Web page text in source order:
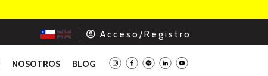
A c c e s o / R e g i s t r o
NOSOTROS BLOG